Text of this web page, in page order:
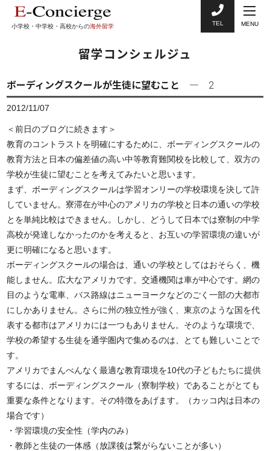
小学校・中学校・高校からの海外留学 TEL MENU
留学コンシェルジュ
ボーディングスクールが生徒に望むこと ― 2
2012/11/07
＜前日のブログに続きます＞
教育のコントラストを明確にするために、ボーディングスクールの
教育方法と日本の偏差値の高い中等教育難関校を比較して、双方の
学校が生徒に望むことを考えてみたいと思います。
まず、ボーディングスクールは学習オンリーの学校環境を決して許
していません。寮滞在が中心のアメリカの学校と日本の通いの学校
とを単純比較はできません。しかし、どうして日本では寮制の中学
高校が発達しなかったのかを考えると、お互いの学習環境の違いが
更に明確になると思います。
ボーディングスクールの場合は、通いの学校としてはおそらく、機
能しません。広大なアメリカです。交通機関は車が中心です。網の
目のような電車、バス路線はニューヨークなどのごく一部の大都市
にしかありません。さらに州の独立性が強く、東京のような国を代
表する都市はアメリカには一つもありません。そのような環境で、
学校の希望する生徒を通学圏内で集めるのは、とても難しいことで
す。
アメリカでまんべんなく最適な教育環境を10代の子どもたちに提供
するには、ボーディングスクール（寮制学校）であることがとても
重要な条件となります。その特徴をあげます。（カッコ内は日本の
場合です）
・学習環境の安全性（学内のみ）
・教師と生徒の一体感（放課後は繋がらないことが多い）